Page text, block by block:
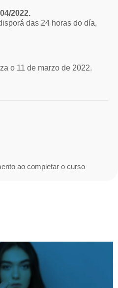
2022.
das 24 horas do día,
o 11 de marzo de 2022.
ao completar o curso